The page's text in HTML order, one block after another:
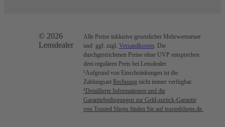
© 2026
Lensdealer
Alle Preise inklusive gesetzlicher Mehrwertsteuer
und ggf. zzgl. Versandkosten . Die
durchgestrichenen Preise ohne UVP entsprechen
dem regulären Preis bei Lensdealer.
¹Aufgrund von Einschränkungen ist die
Zahlungsart Rechnung nicht immer verfügbar.
²Detaillierte Informationen und die
Garantiebedingungen zur Geld-zurück-Garantie
von Trusted Shops finden Sie auf trustedshops.de.